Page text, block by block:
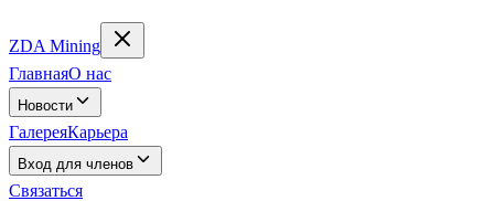
ZDA Mining
ГлавнаяО нас
Новости
ГалереяКарьера
Вход для членов
Связаться